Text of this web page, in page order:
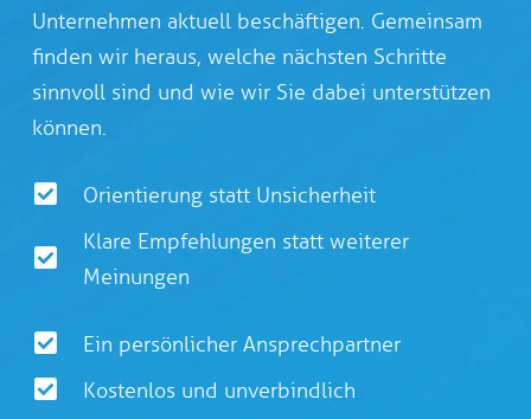
Unternehmen aktuell beschäftigen. Gemeinsam
finden wir heraus, welche nächsten Schritte
sinnvoll sind und wie wir Sie dabei unterstützen
können.
Orientierung statt Unsicherheit
Klare Empfehlungen statt weiterer
Meinungen
Ein persönlicher Ansprechpartner
Kostenlos und unverbindlich